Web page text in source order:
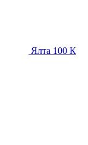
Ялта 100 К